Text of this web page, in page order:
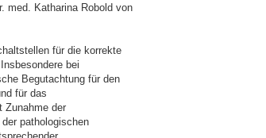
med. Katharina Robold von
für die korrekte
bei
Begutachtung für den
für das
Zunahme der
pathologischen